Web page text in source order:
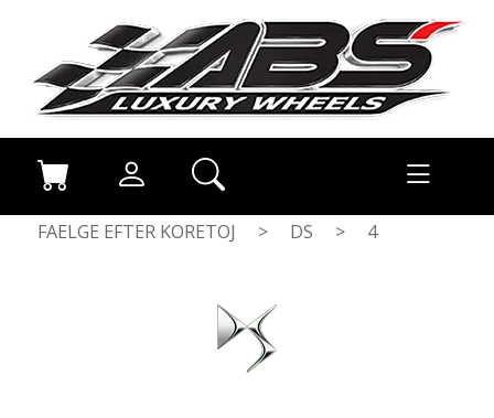
FAELGE EFTER KORETOJ > DS > 4